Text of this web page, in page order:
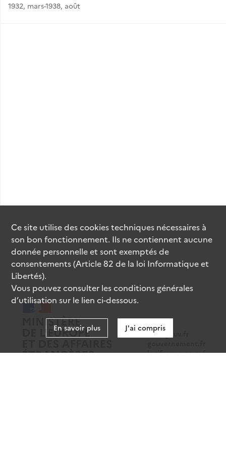
1932, mars-1938, août
data.gouv.fr
legifrance.gouv.fr
Ce site utilise descookiestechniques nécessaires à
son bon fonctionnement. Ils ne contiennent aucune
donnée personnelle et sont exemptés de
consentements (Article 82 de la loi Informatique et
Libertés).
Vous pouvez consulter les conditions générales
d’utilisation sur le lien ci-dessous.
En savoir plus J'ai compris